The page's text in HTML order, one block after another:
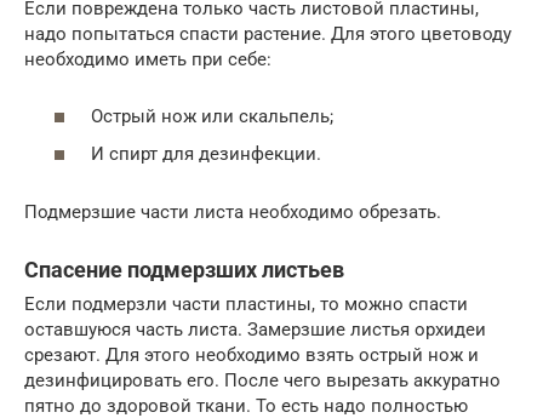
Если повреждена только часть листовой пластины,
надо попытаться спасти растение. Для этого цветоводу
необходимо иметь при себе:
Острый нож или скальпель;
И спирт для дезинфекции.
Подмерзшие части листа необходимо обрезать.
Спасение подмерзших листьев
Если подмерзли части пластины, то можно спасти
оставшуюся часть листа. Замерзшие листья орхидеи
срезают. Для этого необходимо взять острый нож и
дезинфицировать его. После чего вырезать аккуратно
пятно до здоровой ткани. То есть надо полностью